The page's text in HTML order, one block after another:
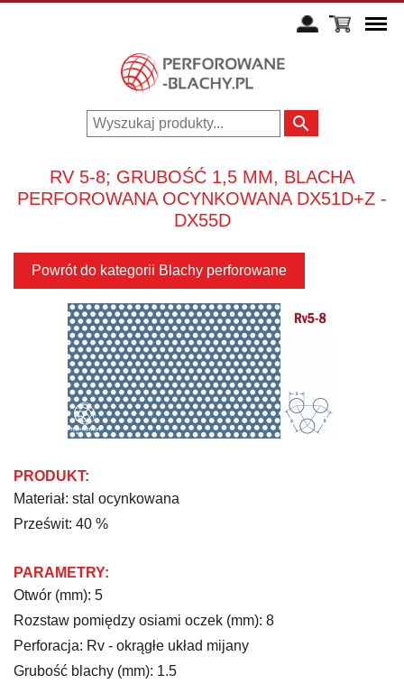
RV 5-8; GRUBOŚĆ 1,5 MM, BLACHA
PERFOROWANA OCYNKOWANA DX51D+Z -
DX55D
Powrót do kategorii Blachy perforowane
PRODUKT:
Materiał: stal ocynkowana
Prześwit: 40 %
PARAMETRY:
Otwór (mm): 5
Rozstaw pomiędzy osiami oczek (mm): 8
Perforacja: Rv - okrągłe układ mijany
Grubość blachy (mm): 1.5